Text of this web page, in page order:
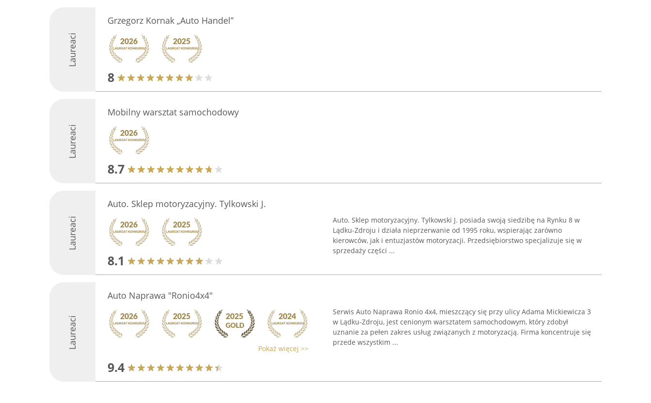
Laureaci
Grzegorz Kornak „Auto Handel”
8
Laureaci
Mobilny warsztat samochodowy
8.7
Laureaci
Auto. Sklep motoryzacyjny. Tylkowski J.
8.1
Auto. Sklep motoryzacyjny. Tylkowski J. posiada swoją siedzibę na Rynku 8 w
Lądku-Zdroju i działa nieprzerwanie od 1995 roku, wspierając zarówno
kierowców, jak i entuzjastów motoryzacji. Przedsiębiorstwo specjalizuje się w
sprzedaży części ...
Laureaci
Auto Naprawa "Ronio4x4"
Pokaż więcej >>
9.4
Serwis Auto Naprawa Ronio 4x4, mieszczący się przy ulicy Adama Mickiewicza 3
w Lądku-Zdroju, jest cenionym warsztatem samochodowym, który zdobył
uznanie za pełen zakres usług związanych z motoryzacją. Firma koncentruje się
przede wszystkim ...